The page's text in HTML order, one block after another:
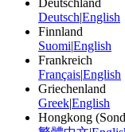
Deutsch|English
Finnland
Suomi|English
Frankreich
Français|English
Griechenland
Greek|English
Hongkong